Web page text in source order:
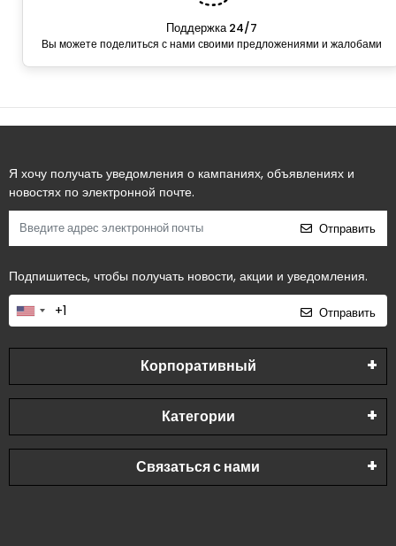
Поддержка 24/7
Вы можете поделиться с нами своими предложениями и жалобами
Я хочу получать уведомления о кампаниях, объявлениях и
новостях по электронной почте.
Отправить
Подпишитесь, чтобы получать новости, акции и уведомления.
Отправить
Корпоративный
Категории
Связаться с нами